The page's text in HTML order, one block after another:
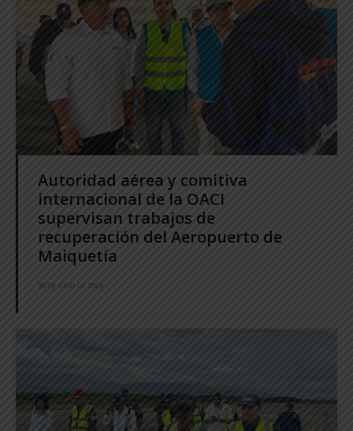
Autoridad aérea y comitiva
internacional de la OACI
supervisan trabajos de
recuperación del Aeropuerto de
Maiquetía
30 DE JULIO DE 2026